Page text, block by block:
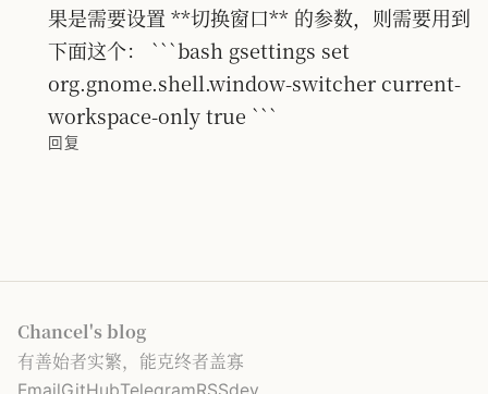
果是需要设置 **切换窗口** 的参数，则需要用到
下面这个： ```bash gsettings set
org.gnome.shell.window-switcher current-
workspace-only true ```
回复
Chancel's blog
有善始者实繁，能克终者盖寡